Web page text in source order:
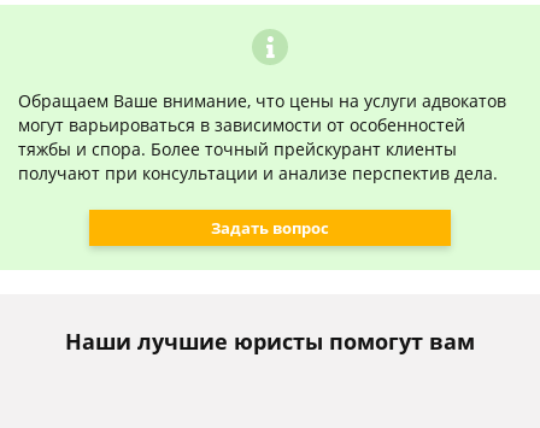
Обращаем Ваше внимание, что цены на услуги адвокатов
могут варьироваться в зависимости от особенностей
тяжбы и спора. Более точный прейскурант клиенты
получают при консультации и анализе перспектив дела.
Задать вопрос
Наши лучшие юристы помогут вам